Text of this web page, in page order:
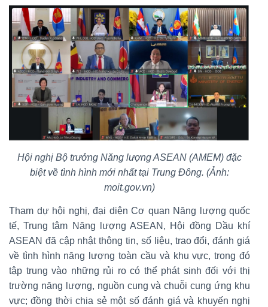
Hội nghị Bộ trưởng Năng lượng ASEAN (AMEM) đặc
biệt về tình hình mới nhất tại Trung Đông. (Ảnh:
moit.gov.vn)
Tham dự hội nghị, đại diện Cơ quan Năng lượng quốc
tế, Trung tâm Năng lượng ASEAN, Hội đồng Dầu khí
ASEAN đã cập nhật thông tin, số liệu, trao đổi, đánh giá
về tình hình năng lượng toàn cầu và khu vực, trong đó
tập trung vào những rủi ro có thể phát sinh đối với thị
trường năng lượng, nguồn cung và chuỗi cung ứng khu
vực; đồng thời chia sẻ một số đánh giá và khuyến nghị